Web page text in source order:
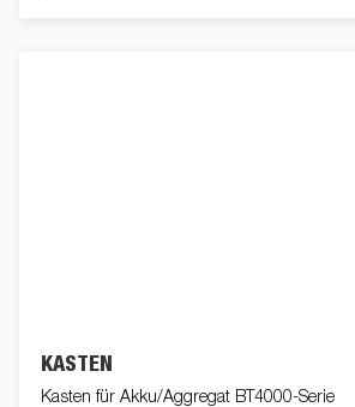
KASTEN
Kasten für Akku/Aggregat BT4000-Serie